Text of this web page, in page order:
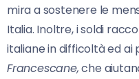
mira a sostenere le
Italia. Inoltre, i soldi
italiane in difficoltà ed
Francescane,che